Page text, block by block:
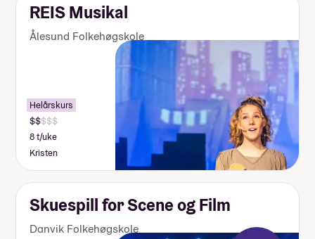
REIS Musikal
Ålesund Folkehøgskole
Helårskurs
8 t/uke
Kristen
Skuespill for Scene og Film
Danvik Folkehøgskole